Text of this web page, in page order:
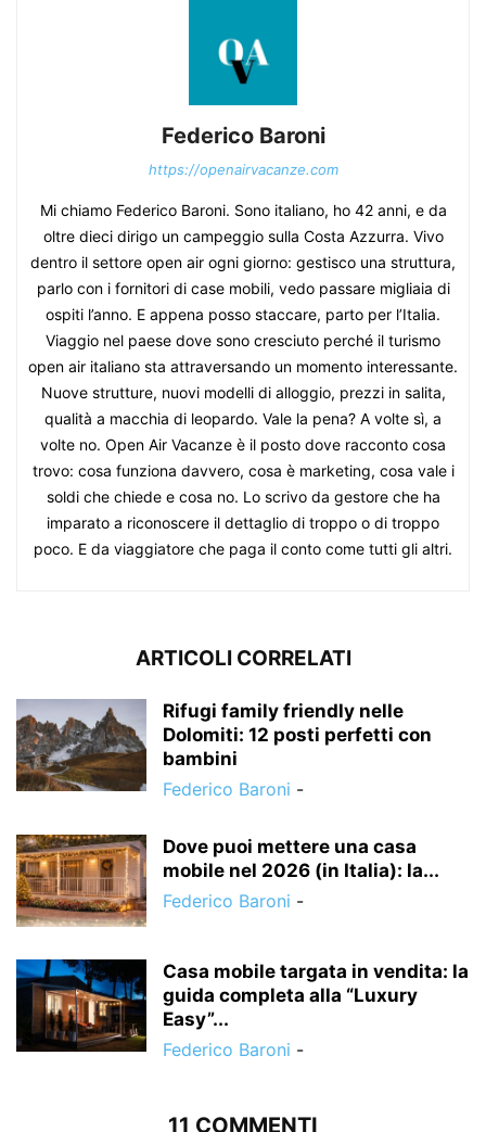
Federico Baroni
https://openairvacanze.com
Mi chiamo Federico Baroni. Sono italiano, ho 42 anni, e da
oltre dieci dirigo un campeggio sulla Costa Azzurra. Vivo
dentro il settore open air ogni giorno: gestisco una struttura,
parlo con i fornitori di case mobili, vedo passare migliaia di
ospiti l’anno. E appena posso staccare, parto per l’Italia.
Viaggio nel paese dove sono cresciuto perché il turismo
open air italiano sta attraversando un momento interessante.
Nuove strutture, nuovi modelli di alloggio, prezzi in salita,
qualità a macchia di leopardo. Vale la pena? A volte sì, a
volte no. Open Air Vacanze è il posto dove racconto cosa
trovo: cosa funziona davvero, cosa è marketing, cosa vale i
soldi che chiede e cosa no. Lo scrivo da gestore che ha
imparato a riconoscere il dettaglio di troppo o di troppo
poco. E da viaggiatore che paga il conto come tutti gli altri.
ARTICOLI CORRELATI
Rifugi family friendly nelle
Dolomiti: 12 posti perfetti con
bambini
Federico Baroni -
Dove puoi mettere una casa
mobile nel 2026 (in Italia): la...
Federico Baroni -
Casa mobile targata in vendita: la
guida completa alla “Luxury
Easy”...
Federico Baroni -
11 COMMENTI